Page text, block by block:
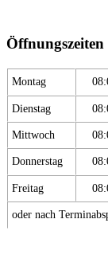
Montag
Dienstag
Mittwoch
Donnerstag
Freitag
oder nach